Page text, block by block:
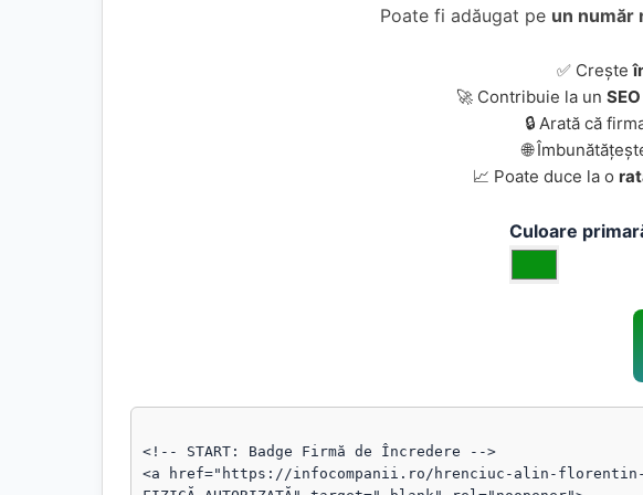
Poate fi adăugat pe un număr
✅ Crește
🚀 Contribuie la un
🔒 Arată că
🌐
📈 Poate duce la o
Culoare
<!-- START: Badge Firmă de Încredere -->
<a href="https://infocompanii.ro/hrenciuc-alin-florentin-